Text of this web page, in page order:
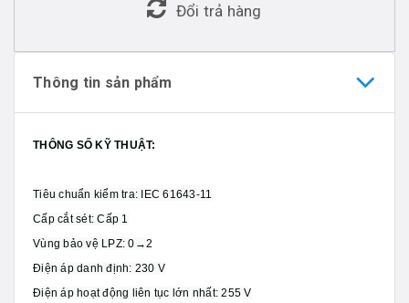
Đổi trả hàng
Thông tin sản phẩm
THÔNG SỐ KỸ THUẬT:
Tiêu chuẩn kiểm tra: IEC 61643-11
Cấp cắt sét: Cấp 1
Vùng bảo vệ LPZ: 0→2
Điện áp danh định: 230 V
Điện áp hoạt động liên tục lớn nhất: 255 V